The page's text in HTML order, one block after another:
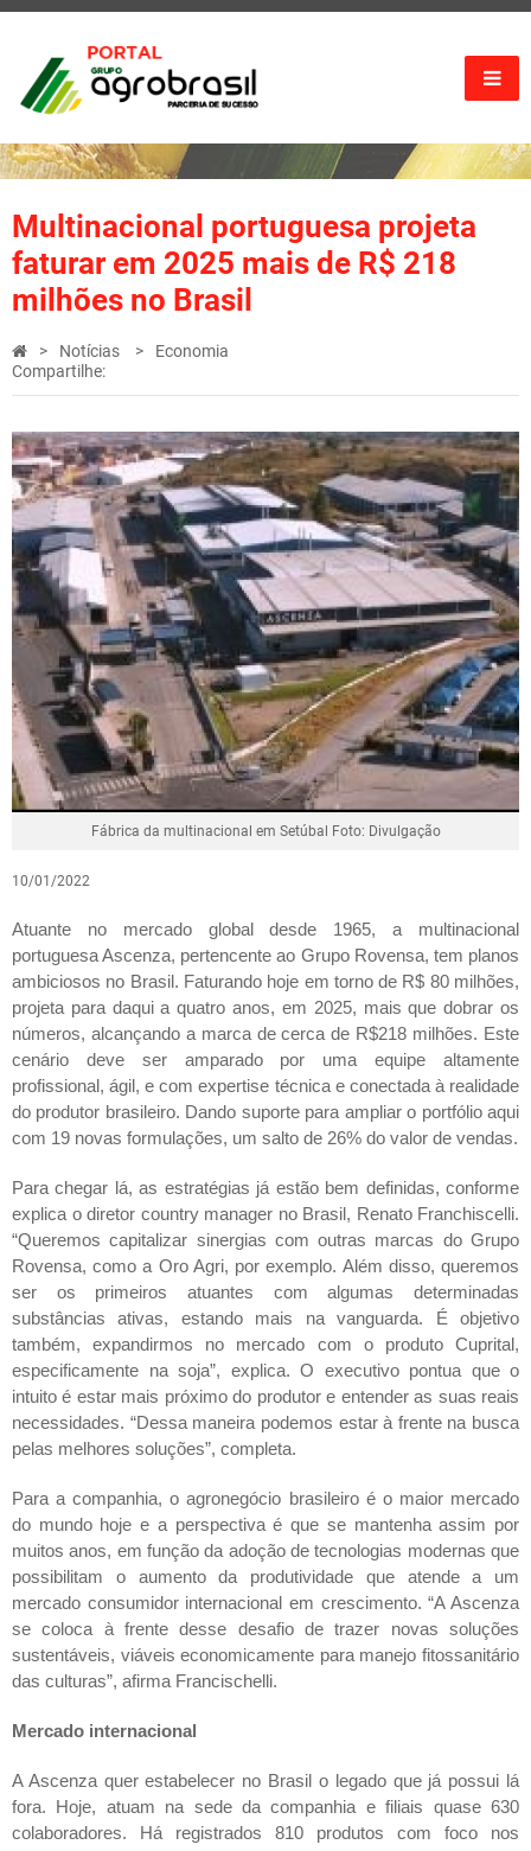
Multinacional portuguesa projeta
faturar em 2025 mais de R$ 218
milhões no Brasil
Notícias
Economia
Compartilhe:
Fábrica da multinacional em Setúbal Foto: Divulgação
10/01/2022
Atuante no mercado global desde 1965, a multinacional
portuguesa Ascenza, pertencente ao Grupo Rovensa, tem planos
ambiciosos no Brasil. Faturando hoje em torno de R$ 80 milhões,
projeta para daqui a quatro anos, em 2025, mais que dobrar os
números, alcançando a marca de cerca de R$218 milhões. Este
cenário deve ser amparado por uma equipe altamente
profissional, ágil, e com expertise técnica e conectada à realidade
do produtor brasileiro. Dando suporte para ampliar o portfólio aqui
com 19 novas formulações, um salto de 26% do valor de vendas.
Para chegar lá, as estratégias já estão bem definidas, conforme
explica o diretor country manager no Brasil, Renato Franchiscelli.
“Queremos capitalizar sinergias com outras marcas do Grupo
Rovensa, como a Oro Agri, por exemplo. Além disso, queremos
ser os primeiros atuantes com algumas determinadas
substâncias ativas, estando mais na vanguarda. É objetivo
também, expandirmos no mercado com o produto Cuprital,
especificamente na soja”, explica. O executivo pontua que o
intuito é estar mais próximo do produtor e entender as suas reais
necessidades. “Dessa maneira podemos estar à frente na busca
pelas melhores soluções”, completa.
Para a companhia, o agronegócio brasileiro é o maior mercado
do mundo hoje e a perspectiva é que se mantenha assim por
muitos anos, em função da adoção de tecnologias modernas que
possibilitam o aumento da produtividade que atende a um
mercado consumidor internacional em crescimento. “A Ascenza
se coloca à frente desse desafio de trazer novas soluções
sustentáveis, viáveis economicamente para manejo fitossanitário
das culturas”, afirma Francischelli.
Mercado internacional
A Ascenza quer estabelecer no Brasil o legado que já possui lá
fora. Hoje, atuam na sede da companhia e filiais quase 630
colaboradores. Há registrados 810 produtos com foco nos